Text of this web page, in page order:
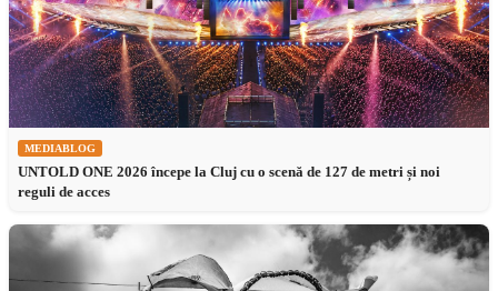
MEDIABLOG
UNTOLD ONE 2026 începe la Cluj cu o scenă de 127 de metri și noi
reguli de acces